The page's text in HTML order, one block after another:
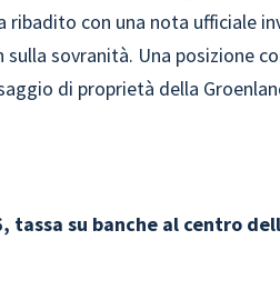
ribadito con una nota ufficiale
sovranità. Una posizione
di proprietà della
tassa su banche al centro